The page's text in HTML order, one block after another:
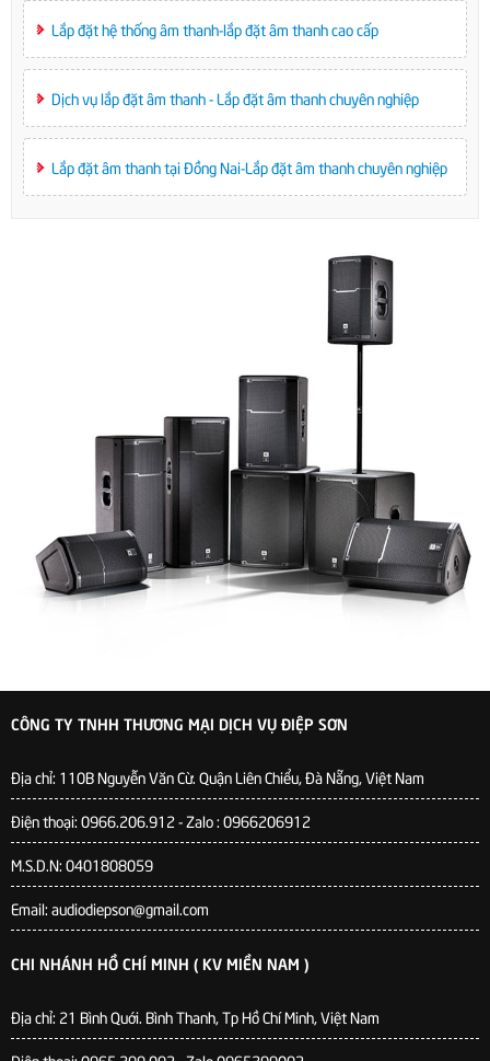
Lắp đặt hệ thống âm thanh-lắp đặt âm thanh cao cấp
Dịch vụ lắp đặt âm thanh - Lắp đặt âm thanh chuyên nghiệp
Lắp đặt âm thanh tại Đồng Nai-Lắp đặt âm thanh chuyên nghiệp
CÔNG TY TNHH THƯƠNG MẠI DỊCH VỤ ĐIỆP SƠN
Địa chỉ: 110B Nguyễn Văn Cừ. Quận Liên Chiểu, Đà Nẵng, Việt Nam
Điện thoại: 0966.206.912 - Zalo : 0966206912
M.S.D.N: 0401808059
Email: audiodiepson@gmail.com
CHI NHÁNH HỒ CHÍ MINH ( KV MIỀN NAM )
Địa chỉ: 21 Bình Quới. Bình Thanh, Tp Hồ Chí Minh, Việt Nam